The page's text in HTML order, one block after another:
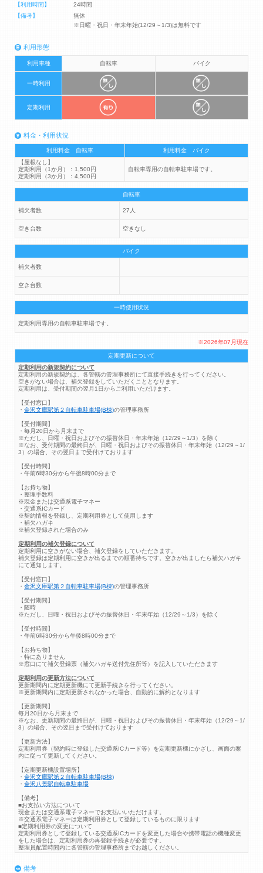
【利用時間】
24時間
【備考】
無休
※日曜・祝日・年末年始(12/29～1/3)は無料です
利用形態
利用車種 自転車 バイク
一時利用
定期利用
料金・利用状況
利用料金 自転車
利用料金 バイク
【屋根なし】
定期利用（1か月）：1,500円
定期利用（3か月）：4,500円
自転車専用の自転車駐車場です。
自転車
補欠者数 27人
空き台数 空きなし
バイク
補欠者数
空き台数
一時使用状況
定期利用専用の自転車駐車場です。
※2026年07月現在
定期更新について
定期利用の新規契約について
定期利用の新規契約は、各管轄の管理事務所にて直接手続きを行ってください。
空きがない場合は、補欠登録をしていただくこととなります。
定期利用は、受付期間の翌月1日からご利用いただけます。
【受付窓口】
・ 金沢文庫駅第２自転車駐車場(B棟)の管理事務所
【受付期間】
・毎月20日から月末まで
※ただし、日曜・祝日およびその振替休日・年末年始（12/29～1/3）を除く
※なお、受付期間の最終日が、日曜・祝日およびその振替休日・年末年始（12/29～1/
3）の場合、その翌日まで受付けております
【受付時間】
・午前6時30分から午後8時00分まで
【お持ち物】
・整理手数料
※現金または交通系電子マネー
・交通系ICカード
※契約情報を登録し、定期利用券として使用します
・補欠ハガキ
※補欠登録された場合のみ
定期利用の補欠登録について
定期利用に空きがない場合、補欠登録をしていただきます。
補欠登録は定期利用に空きが出るまでの順番待ちです。空きが出ましたら補欠ハガキ
にて通知します。
【受付窓口】
・ 金沢文庫駅第２自転車駐車場(B棟)の管理事務所
【受付期間】
・随時
※ただし、日曜・祝日およびその振替休日・年末年始（12/29～1/3）を除く
【受付時間】
・午前6時30分から午後8時00分まで
【お持ち物】
・特にありません
※窓口にて補欠登録票（補欠ハガキ送付先住所等）を記入していただきます
定期利用の更新方法について
更新期間内に定期更新機にて更新手続きを行ってください。
※更新期間内に定期更新されなかった場合、自動的に解約となります
【更新期間】
毎月20日から月末まで
※なお、更新期間の最終日が、日曜・祝日およびその振替休日・年末年始（12/29～1/
3）の場合、その翌日まで受付けております
【更新方法】
定期利用券（契約時に登録した交通系ICカード等）を定期更新機にかざし、画面の案
内に従って更新してください。
【定期更新機設置場所】
・ 金沢文庫駅第２自転車駐車場(B棟)
・ 金沢八景駅自転車駐車場
【備考】
■お支払い方法について
現金または交通系電子マネーでお支払いいただけます。
※交通系電子マネーは定期利用券として登録しているものに限ります
■定期利用券の変更について
定期利用券として登録している交通系ICカードを変更した場合や携帯電話の機種変更
をした場合は、定期利用券の再登録手続きが必要です。
整理員配置時間内に各管轄の管理事務所までお越しください。
備考